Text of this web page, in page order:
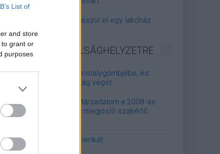
List of
and store
to grant or
purposes
gyár, ahol 45 perc alatt készül el egy lakóház
INFORMATIKA VÁLSÁGHELYZETRE
belenézett a kristálygömbjébe, és
a memóriaválság végét
összeomlik a társadalom a 2008-as
és a világjárványt megjósló szakértő
mémekkel támadja Amerikát